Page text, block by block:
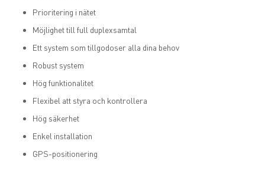
Prioritering i nätet
Möjlighet till full duplexsamtal
Ett system som tillgodoser alla dina behov
Robust system
Hög funktionalitet
Flexibel att styra och kontrollera
Hög säkerhet
Enkel installation
GPS-positionering